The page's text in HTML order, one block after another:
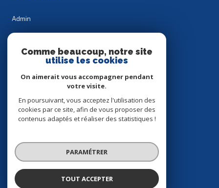
Admin
Réalisé par
Comme beaucoup, notre site
utilise les cookies
On aimerait vous accompagner pendant
votre visite.
En poursuivant, vous acceptez l'utilisation des
cookies par ce site, afin de vous proposer des
contenus adaptés et réaliser des statistiques !
PARAMÉTRER
TOUT ACCEPTER